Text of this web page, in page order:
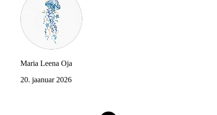
Maria Leena Oja
20. jaanuar 2026